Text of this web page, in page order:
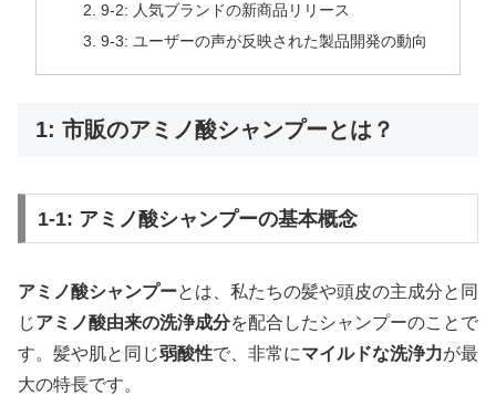
9-2: 人気ブランドの新商品リリース
9-3: ユーザーの声が反映された製品開発の動向
1: 市販のアミノ酸シャンプーとは？
1-1: アミノ酸シャンプーの基本概念
アミノ酸シャンプーとは、私たちの髪や頭皮の主成分と同
じアミノ酸由来の洗浄成分を配合したシャンプーのことで
す。髪や肌と同じ弱酸性で、非常にマイルドな洗浄力が最
大の特長です。